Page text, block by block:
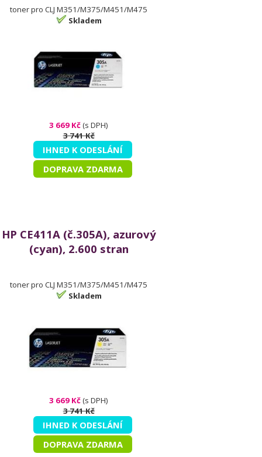
toner pro CLJ M351/M375/M451/M475
Skladem
3 669 Kč(s DPH)
3 741 Kč
IHNED K ODESLÁNÍ
DOPRAVA ZDARMA
HP CE411A (č.305A), azurový
(cyan), 2.600 stran
toner pro CLJ M351/M375/M451/M475
Skladem
3 669 Kč(s DPH)
3 741 Kč
IHNED K ODESLÁNÍ
DOPRAVA ZDARMA